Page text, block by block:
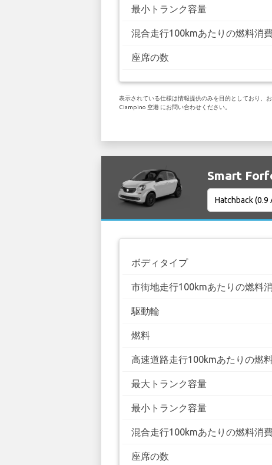
最小トランク容量
混合走行100kmあたりの燃料消
座席の数
表示されている仕様は情報提供のみを目的としており、
Ciampino 空港 にお問い合わせください。
Smart
ボディタイプ
市街地走行100kmあたりの燃料
駆動輪
燃料
高速道路走行100kmあたりの燃
最大トランク容量
最小トランク容量
混合走行100kmあたりの燃料消
座席の数